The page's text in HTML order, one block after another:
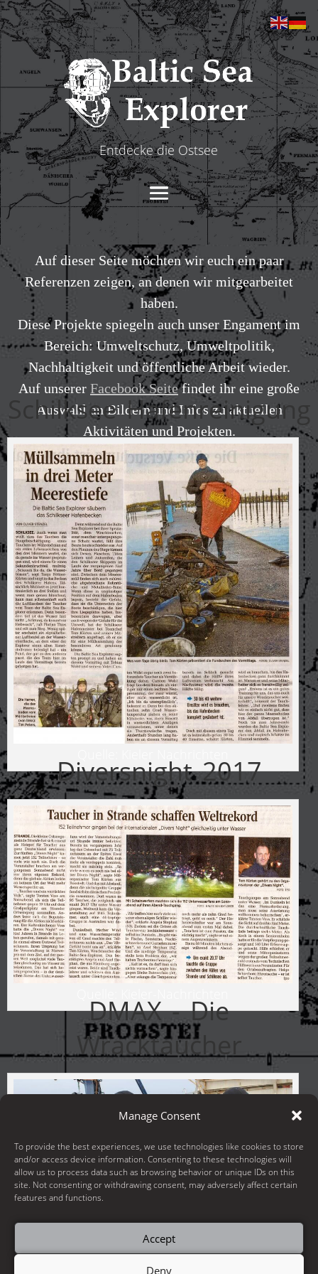
Manage Consent
To provide the best experiences, we use technologies like cookies to store
and/or access device information. Consenting to these technologies will
allow us to process data such as browsing behavior or unique IDs on this
site. Not consenting or withdrawing consent, may adversely affect certain
features and functions.
Accept
Deny
Entdecke die Ostsee
Auf dieser Seite möchten wir euch ein paar
Referenzen zeigen, an denen wir mitgearbeitet
haben.
Diese Projekte spiegeln auch unser Engament im
Bereich: Umweltschutz, Umweltpolitik,
Nachhaltigkeit und öffentliche Arbeit wieder.
Auf unserer Facebook Seitefindet ihr eine große
Auswahl an Bildern und Infos zu aktuellen
Aktivitäten und Projekten.
Schilksee Hafenreinigung
Diversnight 2017
DMAX - Die
Wracktaucher
Quelle: DMAX – Die Wracktaucher​